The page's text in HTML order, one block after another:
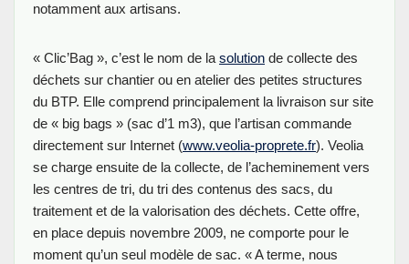
notamment aux artisans.
« Clic’Bag », c’est le nom de la solution de collecte des
déchets sur chantier ou en atelier des petites structures
du BTP. Elle comprend principalement la livraison sur site
de « big bags » (sac d’1 m3), que l’artisan commande
directement sur Internet (www.veolia-proprete.fr). Veolia
se charge ensuite de la collecte, de l’acheminement vers
les centres de tri, du tri des contenus des sacs, du
traitement et de la valorisation des déchets. Cette offre,
en place depuis novembre 2009, ne comporte pour le
moment qu’un seul modèle de sac. « A terme, nous